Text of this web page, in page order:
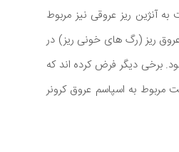
آنژین ریز عروقی نیز مربوط
ریز (رگ های خونی ریز) در
برخی دیگر فرض کرده اند که
به اسپاسم عروق کرونر